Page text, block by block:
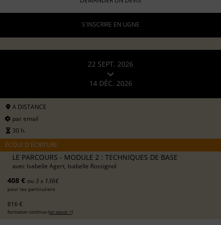
S'INSCRIRE EN LIGNE
22 SEPT. 2026
14 DÉC. 2026
A DISTANCE
par email
30 h.
ÉCOLE D'ÉCRITURE
LE PARCOURS - MODULE 2 : TECHNIQUES DE BASE
avec Isabelle Agert, Isabelle Rossignol
408 € ou 3 x 136€
pour les particuliers
816 €
formation continue (en savoir +)